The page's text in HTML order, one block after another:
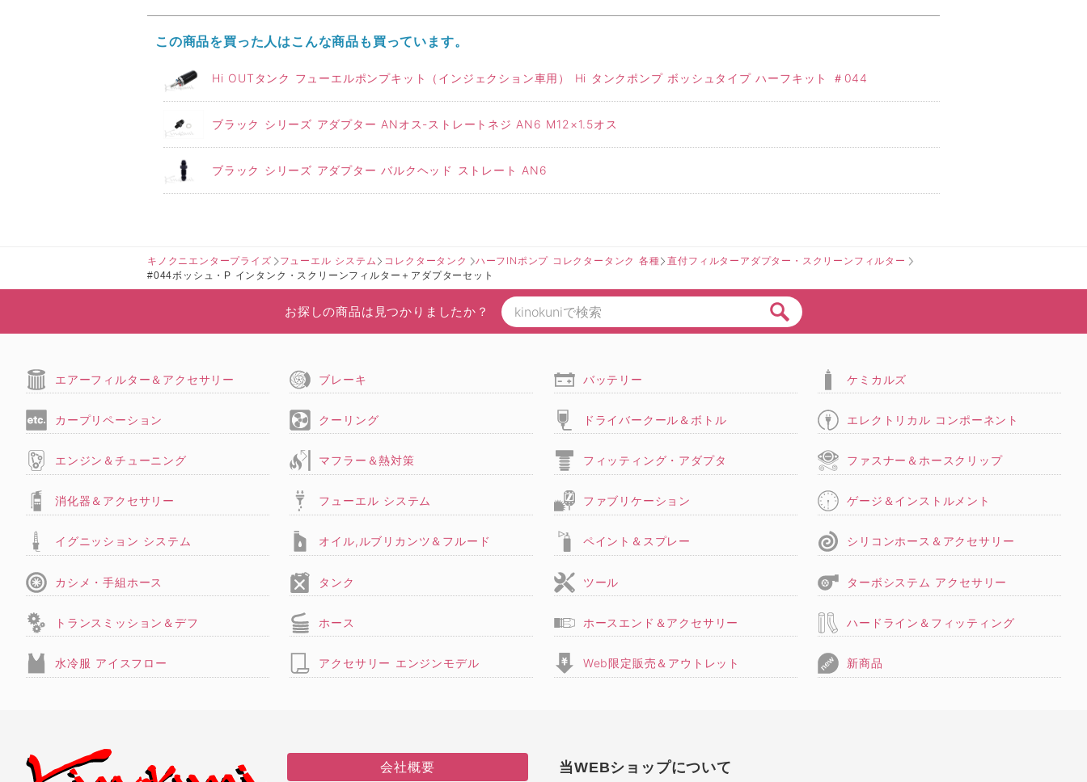
この商品を買った人はこんな商品も買っています。
Hi OUTタンク フューエルポンプキット（インジェクション車用） Hi タンクポンプ ボッシュタイプ ハーフキット ＃044
ブラック シリーズ アダプター ANオス-ストレートネジ AN6 M12×1.5オス
ブラック シリーズ アダプター バルクヘッド ストレート AN6
キノクニエンタープライズ フューエル システム コレクタータンク ハーフINポンプ コレクタータンク 各種 直付フィルターアダプター・スクリーンフィルター
#044ボッシュ・P インタンク・スクリーンフィルター＋アダプターセット
お探しの商品は見つかりましたか？
エアーフィルター＆アクセサリー ブレーキ バッテリー ケミカルズ
カープリペーション クーリング ドライバークール＆ボトル エレクトリカル コンポーネント
エンジン＆チューニング マフラー＆熱対策 フィッティング・アダプタ ファスナー＆ホースクリップ
消化器＆アクセサリー フューエル システム ファブリケーション ゲージ＆インストルメント
イグニッション システム オイル,ルブリカンツ＆フルード ペイント＆スプレー シリコンホース＆アクセサリー
カシメ・手組ホース タンク ツール ターボシステム アクセサリー
トランスミッション＆デフ ホース ホースエンド＆アクセサリー ハードライン＆フィッティング
水冷服 アイスフロー アクセサリー エンジンモデル Web限定販売＆アウトレット 新商品
会社概要
当WEBショップについて